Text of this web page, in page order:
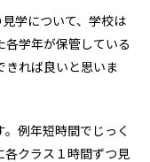
学について、学校は
各学年が保管している
きれば良いと思いま
例年短時間でじっく
各クラス１時間ずつ見